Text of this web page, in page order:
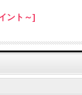
ント～]